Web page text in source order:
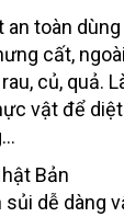
an toàn
cất,
củ, quả.
vật để
Bản
sủi dễ dàng